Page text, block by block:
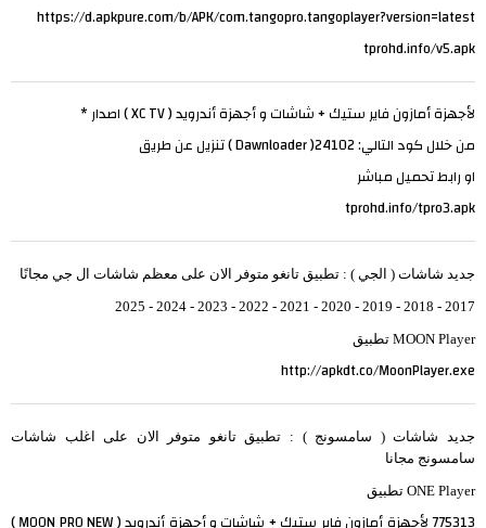
https://d.apkpure.com/b/APK/com.tangopro.tangoplayer?version=latest
tprohd.info/v5.apk
لأجهزة أمازون فاير ستيك + شاشات و أجهزة أندرويد ( XC TV ) اصدار *
من خلال كود التالي: 24102( Dawnloader ) تنزيل عن طريق
او رابط تحميل مباشر
tprohd.info/tpro3.apk
جديد شاشات ( الجي ) : تطبيق تانغو متوفر الان على معظم شاشات ال جي مجانًا
2017 - 2018 - 2019 - 2020 - 2021 - 2022 - 2023 - 2024 - 2025
MOON Player تطبيق
http://apkdt.co/MoonPlayer.exe
جديد شاشات ( سامسونج ) : تطبيق تانغو متوفر الان على اغلب شاشات
سامسونج مجانا
ONE Player تطبيق
775313 لأجهزة أمازون فاير ستيك + شاشات و أجهزة أندرويد ( MOON PRO NEW )